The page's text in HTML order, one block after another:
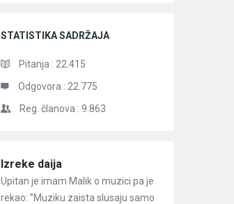
STATISTIKA SADRŽAJA
Pitanja : 22.415
Odgovora : 22.775
Reg. članova : 9.863
Članci
Izreke daija
Upitan je imam Malik o muzici pa je
rekao: ”Muziku zaista slusaju samo